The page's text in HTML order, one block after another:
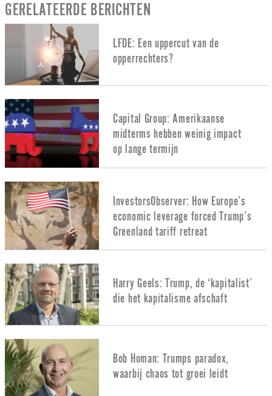
GERELATEERDE BERICHTEN
LFDE: Een uppercut van de
opperrechters?
Capital Group: Amerikaanse
midterms hebben weinig impact
op lange termijn
InvestorsObserver: How Europe’s
economic leverage forced Trump’s
Greenland tariff retreat
Harry Geels: Trump, de ‘kapitalist’
die het kapitalisme afschaft
Bob Homan: Trumps paradox,
waarbij chaos tot groei leidt